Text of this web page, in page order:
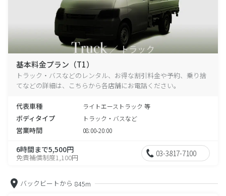
基本料金プラン（T1）
トラック・バスなどのレンタル、お得な割引料金や予約、乗り捨
てなどの詳細は、こちらから各店舗にお電話ください。
代表車種 ライトエーストラック 等
ボディタイプ トラック・バスなど
営業時間 08:00-20:00
6時間まで5,500円
免責補償制度1,100円 03-3817-7100
バックビートから 845m